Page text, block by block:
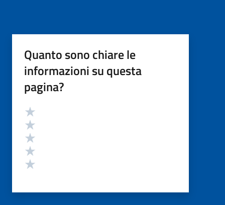
Quanto sono chiare le
informazioni su questa
pagina?
Valutazione